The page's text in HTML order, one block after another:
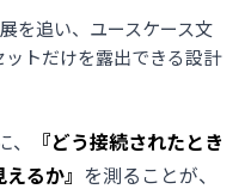
を追い、ユースケース文
トだけを露出できる設計
『どう接続されたとき
るか』 を測ることが、